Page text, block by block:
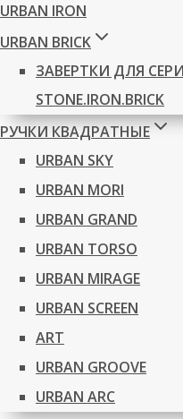
URBAN IRON
URBAN BRICK
ЗАВЕРТКИ ДЛЯ
STONE.IRON.BRICK
РУЧКИ КВАДРАТНЫЕ
URBAN SKY
URBAN MORI
URBAN GRAND
URBAN TORSO
URBAN MIRAGE
URBAN SCREEN
ART
URBAN GROOVE
URBAN ARC